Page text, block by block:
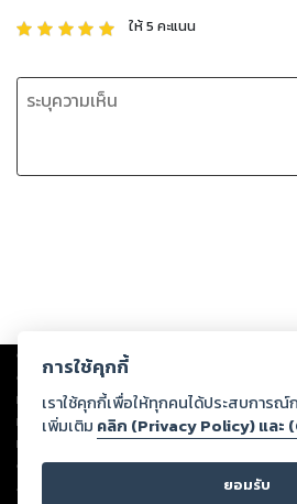
ให้5 คะแนน
Copyright © 2026
ต่อผลงานหรือเนื้อหาใดที่อัปโหลดผ่านเว็บไซต์แล
ทรัพย์สินทางปัญญาของบุคคลอื่นหรือขัดต่อกฎห
ทุกท่านโปรดใช้วิจารณญาณในการกลั่นกรองด้วย
หนึ่งส่วนใดขัดต่อกฎหมายและศีลธรรม กรุณาแจ้ง
ดำเนินการในทันที ทั้งนี้ ทางสตอรี่ล็อกขอสงว
ลิขสิทธิ์ พ.ศ. 2537 (ฉบับล่าสุด)
การใช้คุกกี้
เราใช้คุกกี้เพื่อให้ทุกคนได้ประสบการณ์
เพิ่มเติม คลิก (Privacy Policy) และ
ยอมรับ